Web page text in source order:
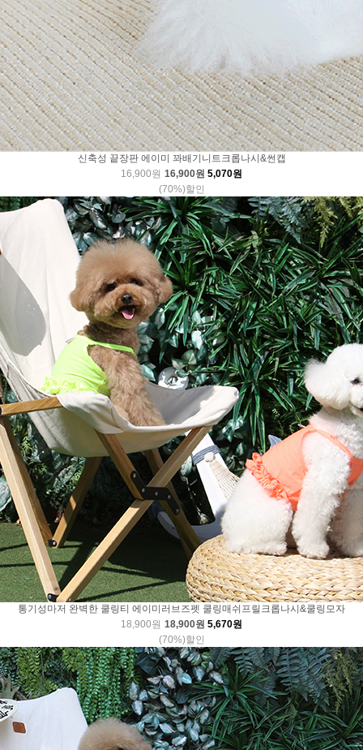
신축성 끝장판 에이미 꽈배기니트크롭나시&썬캡
16,900원 16,900원 5,070원
(70%)할인
통기성마저 완벽한 쿨링티 에이미러브즈펫 쿨링매쉬프릴크롭나시&쿨링모자
18,900원 18,900원 5,670원
(70%)할인